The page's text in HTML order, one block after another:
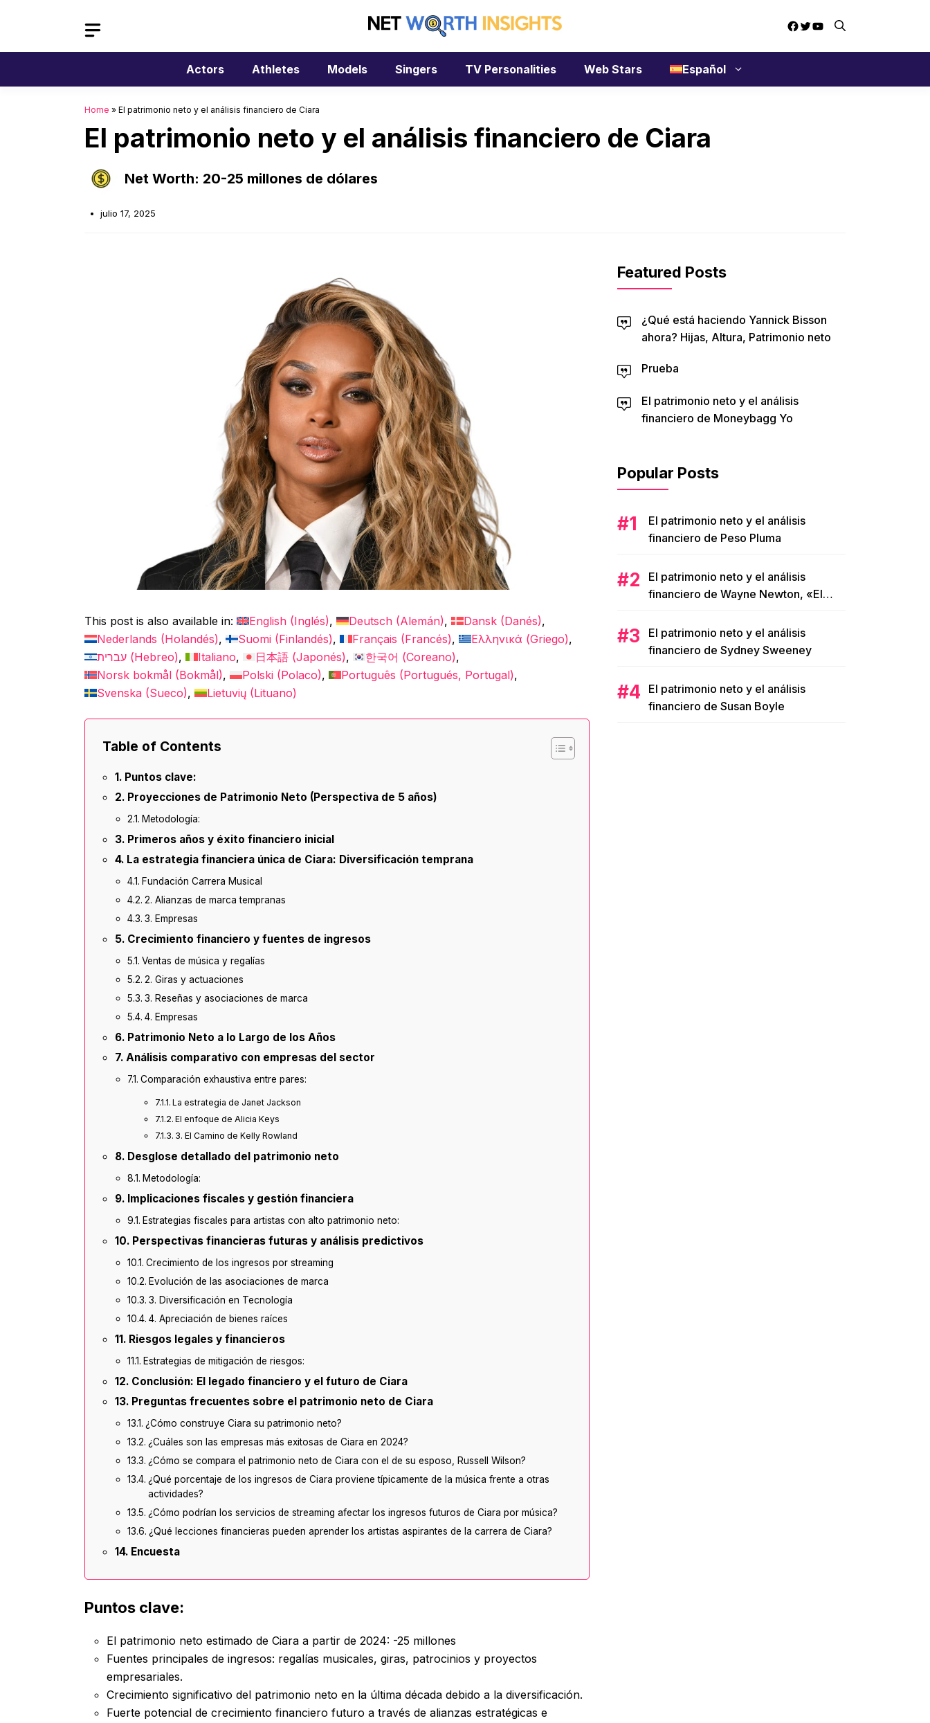
Facebook
Twitter
YouTube
Actors Athletes Models Singers TV Personalities Web Stars Español
Home » El patrimonio neto y el análisis financiero de Ciara
El patrimonio neto y el análisis financiero de Ciara
Net Worth: 20-25 millones de dólares
julio 17, 2025
This post is also available in: English (Inglés) Deutsch (Alemán) Dansk (Danés)
Nederlands (Holandés) Suomi (Finlandés) Français (Francés) Ελληνικά (Griego)
עברית (Hebreo) Italiano 日本語 (Japonés) 한국어 (Coreano)
Norsk bokmål (Bokmål) Polski (Polaco) Português (Portugués, Portugal)
Svenska (Sueco) Lietuvių (Lituano)
Table of Contents
Puntos clave:
Proyecciones de Patrimonio Neto (Perspectiva de 5 años)
Metodología:
Primeros años y éxito financiero inicial
La estrategia financiera única de Ciara: Diversificación temprana
Fundación Carrera Musical
2. Alianzas de marca tempranas
3. Empresas
Crecimiento financiero y fuentes de ingresos
Ventas de música y regalías
2. Giras y actuaciones
3. Reseñas y asociaciones de marca
4. Empresas
Patrimonio Neto a lo Largo de los Años
Análisis comparativo con empresas del sector
Comparación exhaustiva entre pares:
La estrategia de Janet Jackson
El enfoque de Alicia Keys
3. El Camino de Kelly Rowland
Desglose detallado del patrimonio neto
Metodología:
Implicaciones fiscales y gestión financiera
Estrategias fiscales para artistas con alto patrimonio neto:
Perspectivas financieras futuras y análisis predictivos
Crecimiento de los ingresos por streaming
Evolución de las asociaciones de marca
3. Diversificación en Tecnología
4. Apreciación de bienes raíces
Riesgos legales y financieros
Estrategias de mitigación de riesgos:
Conclusión: El legado financiero y el futuro de Ciara
Preguntas frecuentes sobre el patrimonio neto de Ciara
¿Cómo construye Ciara su patrimonio neto?
¿Cuáles son las empresas más exitosas de Ciara en 2024?
¿Cómo se compara el patrimonio neto de Ciara con el de su esposo, Russell Wilson?
¿Qué porcentaje de los ingresos de Ciara proviene típicamente de la música frente a otras
actividades?
¿Cómo podrían los servicios de streaming afectar los ingresos futuros de Ciara por música?
¿Qué lecciones financieras pueden aprender los artistas aspirantes de la carrera de Ciara?
Encuesta
Puntos clave:
El patrimonio neto estimado de Ciara a partir de 2024: -25 millones
Fuentes principales de ingresos: regalías musicales, giras, patrocinios y proyectos
empresariales.
Crecimiento significativo del patrimonio neto en la última década debido a la diversificación.
Fuerte potencial de crecimiento financiero futuro a través de alianzas estratégicas e
Featured Posts
¿Qué está haciendo Yannick Bisson
ahora? Hijas, Altura, Patrimonio neto
Prueba
El patrimonio neto y el análisis
financiero de Moneybagg Yo
Popular Posts
El patrimonio neto y el análisis
financiero de Peso Pluma
El patrimonio neto y el análisis
financiero de Wayne Newton, «El
El patrimonio neto y el análisis
financiero de Sydney Sweeney
El patrimonio neto y el análisis
financiero de Susan Boyle